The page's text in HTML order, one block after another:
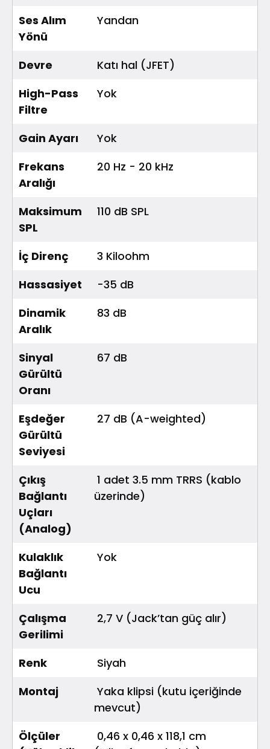
Ses Alım
Yönü
Yandan
Devre
Katı hal (JFET)
High-Pass
Filtre
Yok
Gain Ayarı
Yok
Frekans
Aralığı
20 Hz - 20 kHz
Maksimum
SPL
110 dB SPL
İç Direnç
3 Kiloohm
Hassasiyet
-35 dB
Dinamik
Aralık
83 dB
Sinyal
Gürültü
Oranı
67 dB
Eşdeğer
Gürültü
Seviyesi
27 dB (A-weighted)
Çıkış
Bağlantı
Uçları
(Analog)
1 adet 3.5 mm TRRS (kablo
üzerinde)
Kulaklık
Bağlantı
Ucu
Yok
Çalışma
Gerilimi
2,7 V (Jack’tan güç alır)
Renk
Siyah
Montaj
Yaka klipsi (kutu içeriğinde
mevcut)
Ölçüler
0,46 x 0,46 x 118,1 cm